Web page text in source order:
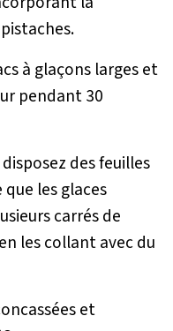
à glaçons larges et
pendant 30
des feuilles
les glaces
carrés de
les collant avec du
et